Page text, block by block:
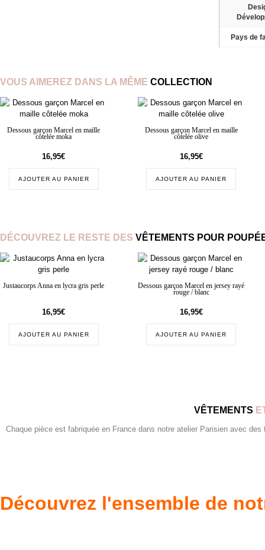
Pays de
VOUS AIMEREZ DANS LA MÊME COLLECTION
Dessous garçon Marcel en maille
côtelée moka
16,95€
AJOUTER AU PANIER
Dessous garçon Marcel en maille
côtelée olive
16,95€
AJOUTER AU PANIER
DÉCOUVREZ LE RESTE DES VÊTEMENTS POUR
Justaucorps Anna en lycra gris perle
16,95€
AJOUTER AU PANIER
Dessous garçon Marcel en jersey rayé
rouge / blanc
16,95€
AJOUTER AU PANIER
VÊTEMENTS
Chaque pièce est fabriquée en France dans notre atelier Parisien avec
Découvrez l'ensemble de